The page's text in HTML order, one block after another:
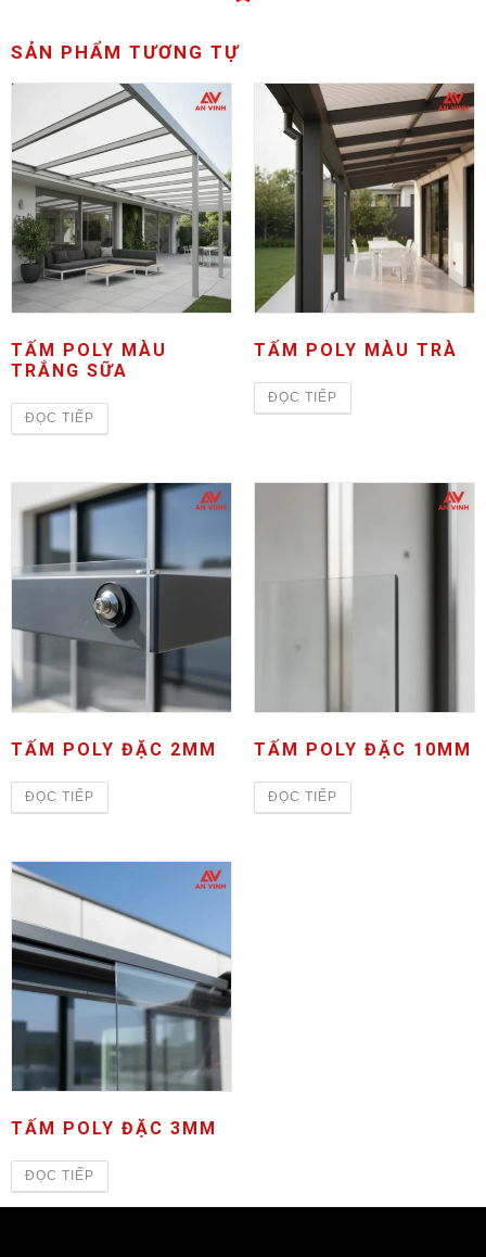
SẢN PHẨM TƯƠNG TỰ
TẤM POLY MÀU
TRẮNG SỮA
ĐỌC TIẾP
TẤM POLY MÀU TRÀ
ĐỌC TIẾP
TẤM POLY ĐẶC 2MM
ĐỌC TIẾP
TẤM POLY ĐẶC 10MM
ĐỌC TIẾP
TẤM POLY ĐẶC 3MM
ĐỌC TIẾP